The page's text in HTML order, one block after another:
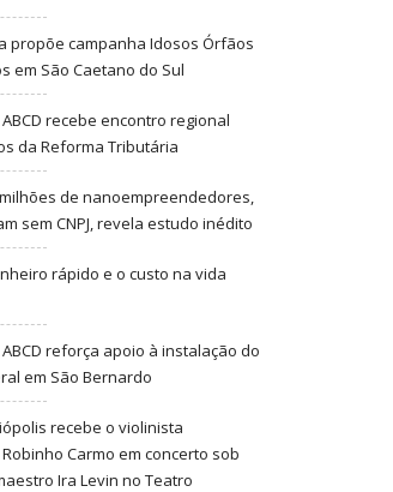
propõe campanha Idosos Órfãos
em São Caetano do Sul
recebe encontro regional
da Reforma Tributária
de nanoempreendedores,
sem CNPJ, revela estudo inédito
rápido e o custo na vida
reforça apoio à instalação do
em São Bernardo
recebe o violinista
Carmo em concerto sob
Ira Levin no Teatro